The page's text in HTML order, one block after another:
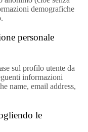
demografiche
personale
sul profilo utente da
informazioni
name, email address,
le